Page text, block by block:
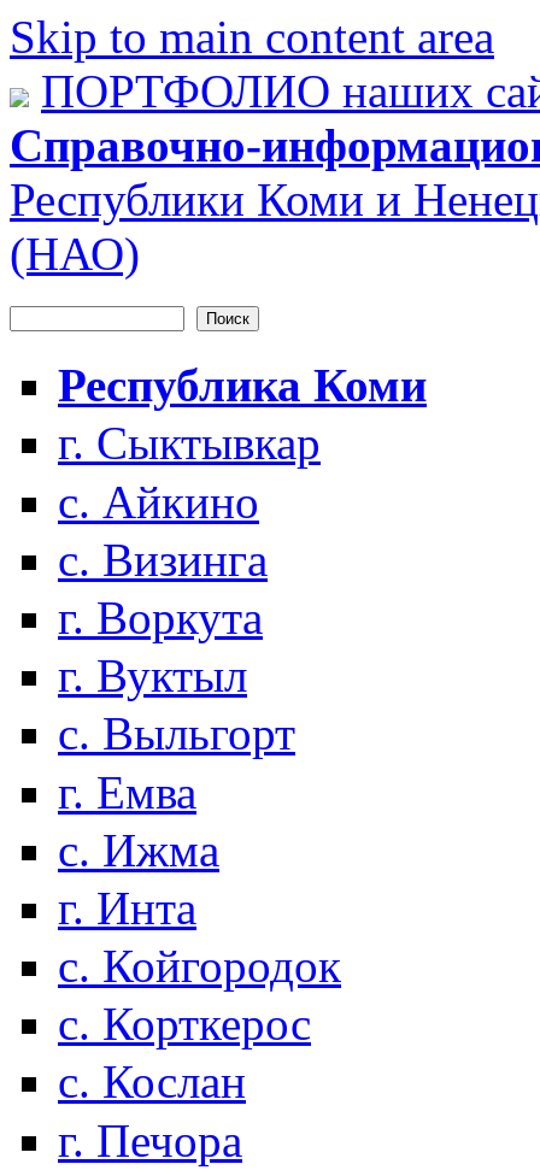
Skip to main content area
ПОРТФОЛИО наших
Справочно-
Республики Коми и
(НАО)
Форма поиска
Республика Коми
г. Сыктывкар
с. Айкино
с. Визинга
г. Воркута
г. Вуктыл
с. Выльгорт
г. Емва
с. Ижма
г. Инта
с. Койгородок
с. Корткерос
с. Кослан
г. Печора